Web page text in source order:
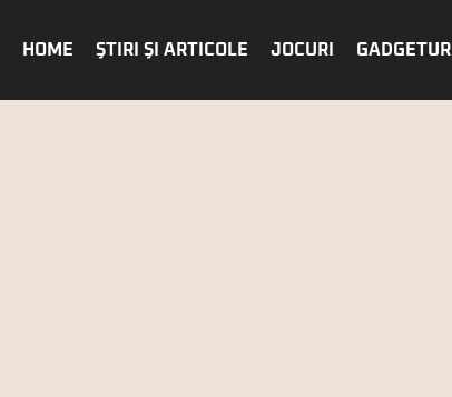
HOME ŞTIRI ŞI ARTICOLE JOCURI GADGETURI